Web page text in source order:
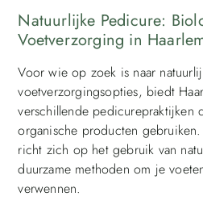
Natuurlijke Pedicure:
Voetverzorging in
Voor wie op zoek is naar
voetverzorgingsopties, biedt
verschillende pedicurepraktijken
organische producten
richt zich op het gebruik van
duurzame methoden om je
verwennen.